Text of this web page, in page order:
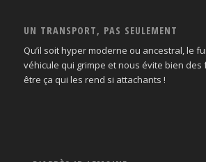
UN TRANSPORT, PAS SEULEMENT
Qu’il soit hyper moderne ou ancestral, le
véhicule qui grimpe et nous évite bien des
être ça qui les rend si attachants !